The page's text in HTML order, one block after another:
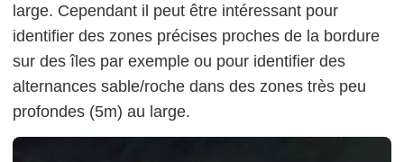
large. Cependant il peut être intéressant pour
identifier des zones précises proches de la bordure
sur des îles par exemple ou pour identifier des
alternances sable/roche dans des zones très peu
profondes (5m) au large.